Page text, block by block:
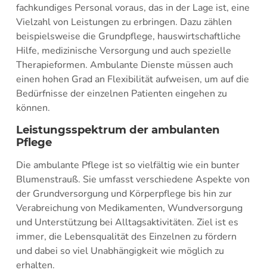
fachkundiges Personal voraus, das in der Lage ist, eine
Vielzahl von Leistungen zu erbringen. Dazu zählen
beispielsweise die Grundpflege, hauswirtschaftliche
Hilfe, medizinische Versorgung und auch spezielle
Therapieformen. Ambulante Dienste müssen auch
einen hohen Grad an Flexibilität aufweisen, um auf die
Bedürfnisse der einzelnen Patienten eingehen zu
können.
Leistungsspektrum der ambulanten
Pflege
Die ambulante Pflege ist so vielfältig wie ein bunter
Blumenstrauß. Sie umfasst verschiedene Aspekte von
der Grundversorgung und Körperpflege bis hin zur
Verabreichung von Medikamenten, Wundversorgung
und Unterstützung bei Alltagsaktivitäten. Ziel ist es
immer, die Lebensqualität des Einzelnen zu fördern
und dabei so viel Unabhängigkeit wie möglich zu
erhalten.